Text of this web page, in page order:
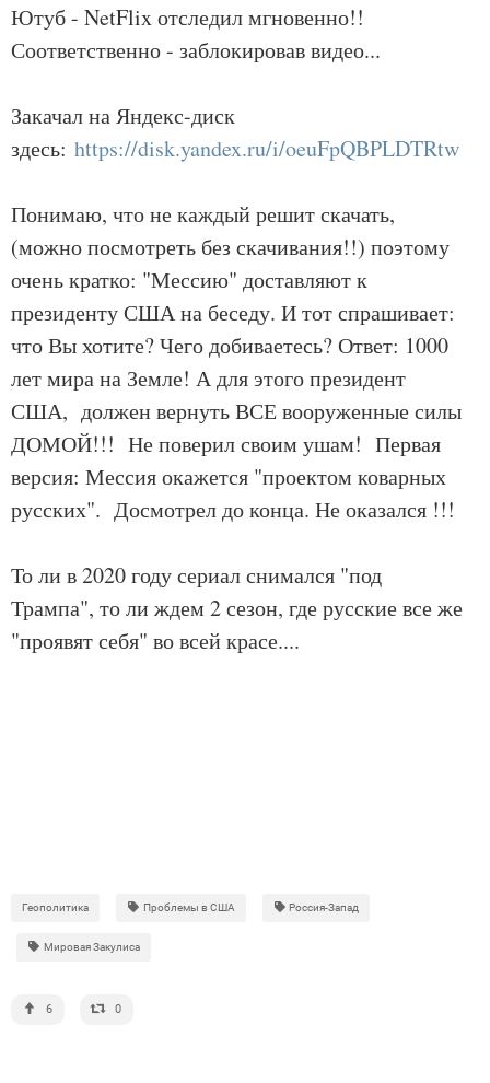
Ютуб - NetFlix отследил мгновенно!!
Соответственно - заблокировав видео...
Закачал на Яндекс-диск
здесь: https://disk.yandex.ru/i/oeuFpQBPLDTRtw
Понимаю, что не каждый решит скачать,
(можно посмотреть без скачивания!!) поэтому
очень кратко: "Мессию" доставляют к
президенту США на беседу. И тот спрашивает:
что Вы хотите? Чего добиваетесь? Ответ: 1000
лет мира на Земле! А для этого президент
США, должен вернуть ВСЕ вооруженные силы
ДОМОЙ!!! Не поверил своим ушам! Первая
версия: Мессия окажется "проектом коварных
русских". Досмотрел до конца. Не оказался !!!
То ли в 2020 году сериал снимался "под
Трампа", то ли ждем 2 сезон, где русские все же
"проявят себя" во всей красе....
Геополитика Проблемы в США Россия-Запад
Мировая Закулиса
6 0